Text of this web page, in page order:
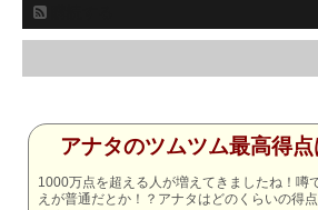
アナタのツムツム最高得点
1000万点を超える人が増えてきましたね！噂
えが普通だとか！？アナタはどのくらいの得